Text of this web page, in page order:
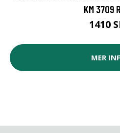
KM 3709
1410
MER